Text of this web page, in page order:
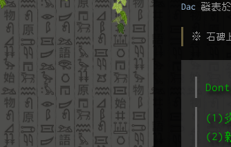
Dac 發表於
※ 石碑
(1)
(2)